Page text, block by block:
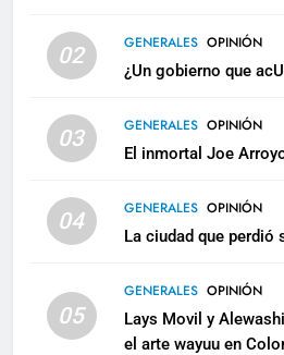
02 GENERALES OPINIÓN
¿Un gobierno que
03 GENERALES OPINIÓN
El inmortal Joe
04 GENERALES OPINIÓN
La ciudad que perdió
05
GENERALES OPINIÓN
Lays Movil y
el arte wayuu en